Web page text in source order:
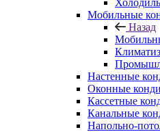
Мобильные
Назад
Настенные
Оконные
Кассетные
Канальные
Напольно-